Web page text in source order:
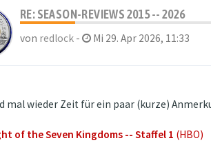
RE: SEASON-REVIEWS 2015 -- 2026
von redlock - Mi 29. Apr 2026, 11:33
mal wieder Zeit für ein paar (kurze)
of the Seven Kingdoms -- Staffel 1 (HBO)